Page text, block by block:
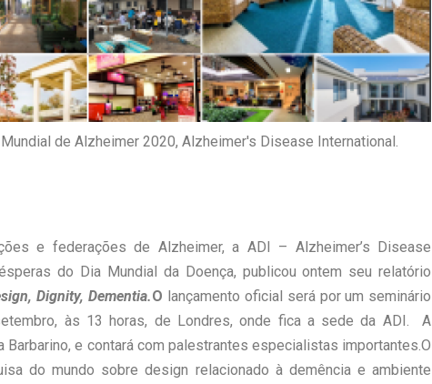
de Alzheimer 2020, Alzheimer's Disease International.
e federações de Alzheimer, a ADI – Alzheimer’s Disease
do Dia Mundial da Doença, publicou ontem seu relatório
Dignity, Dementia.O lançamento oficial será por um seminário
às 13 horas, de Londres, onde fica a sede da ADI. A
Barbarino, e contará com palestrantes especialistas importantes.O
do mundo sobre design relacionado à demência e ambiente